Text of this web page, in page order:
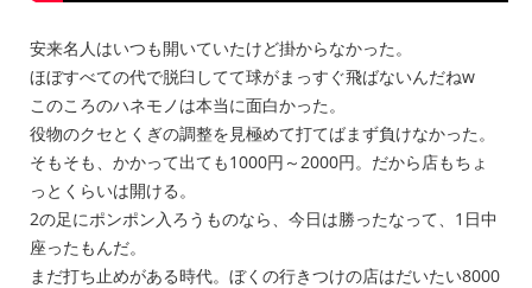
安来名人はいつも開いていたけど掛からなかった。
ほぼすべての代で脱臼してて球がまっすぐ飛ばないんだねw
このころのハネモノは本当に面白かった。
役物のクセとくぎの調整を見極めて打てばまず負けなかった。
そもそも、かかって出ても1000円～2000円。だから店もちょ
っとくらいは開ける。
2の足にポンポン入ろうものなら、今日は勝ったなって、1日中
座ったもんだ。
まだ打ち止めがある時代。ぼくの行きつけの店はだいたい8000